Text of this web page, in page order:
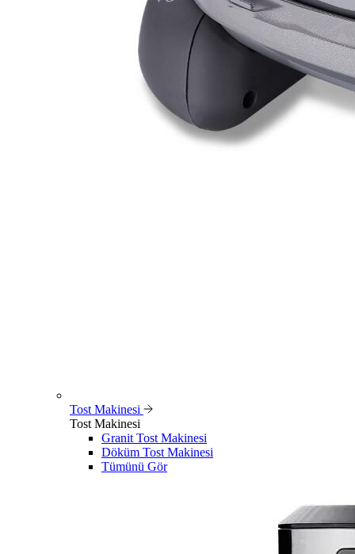
Tost Makinesi
Tost Makinesi
Granit Tost Makinesi
Döküm Tost Makinesi
Tümünü Gör